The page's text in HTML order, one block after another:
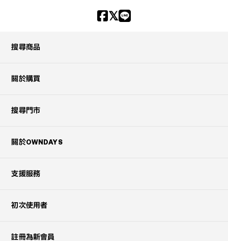
搜尋商品
關於購買
搜尋門市
關於OWNDAYS
支援服務
初次使用者
註冊為新會員